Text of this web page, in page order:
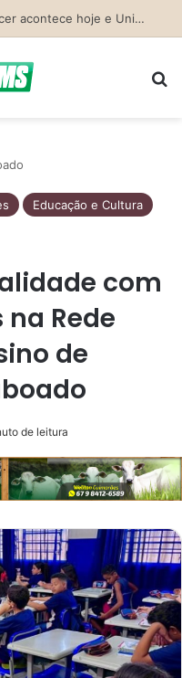
nesta sexta-feira (7)
Educação e Cultura
com
Rede
de
de leitura